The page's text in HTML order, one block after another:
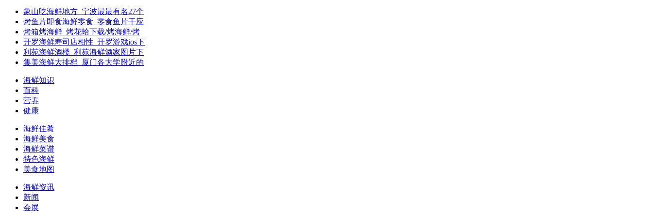
象山吃海鲜地方_宁波最最有名27个
烤鱼片即食海鲜零食_零食鱼片干应
烤箱烤海鲜_烤花蛤下载/烤海鲜/烤
开罗海鲜寿司店相性_开罗游戏ios下
利苑海鲜酒楼_利苑海鲜酒家图片下
集美海鲜大排档_厦门各大学附近的
海鲜知识
百科
营养
健康
海鲜佳肴
海鲜美食
海鲜菜谱
特色海鲜
美食地图
海鲜资讯
新闻
会展